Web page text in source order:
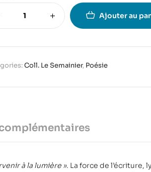
Ajouter au
Coll. Le Semainier, Poésie
à la lumière ». La force de l’écriture,